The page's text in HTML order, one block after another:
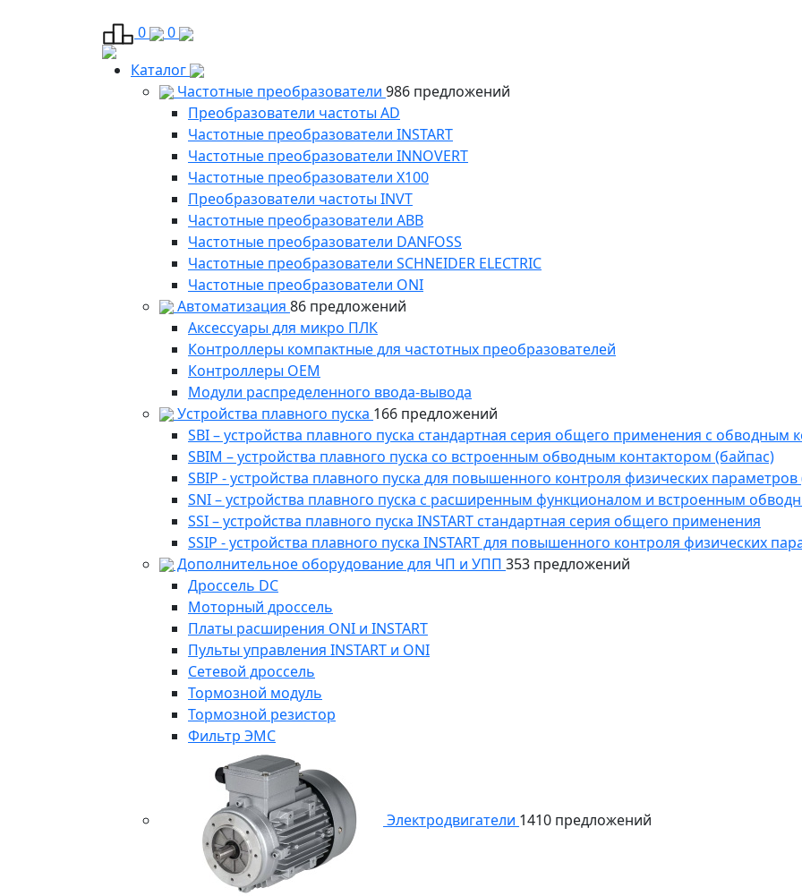
0
0
Каталог
Частотные преобразователи 986 предложений
Преобразователи частоты AD
Частотные преобразователи INSTART
Частотные преобразователи INNOVERT
Частотные преобразователи Х100
Преобразователи частоты INVT
Частотные преобразователи ABB
Частотные преобразователи DANFOSS
Частотные преобразователи SCHNEIDER ELECTRIC
Частотные преобразователи ONI
Автоматизация 86 предложений
Аксессуары для микро ПЛК
Контроллеры компактные для частотных преобразователей
Контроллеры ОЕМ
Модули распределенного ввода-вывода
Устройства плавного пуска 166 предложений
SBI – устройства плавного пуска стандартная серия общего применения с обводным
SBIM – устройства плавного пуска со встроенным обводным контактором (байпас)
SBIP - устройства плавного пуска для повышенного контроля физических
SNI – устройства плавного пуска с расширенным функционалом и встроенным
SSI – устройства плавного пуска INSTART стандартная серия общего применения
SSIP - устройства плавного пуска INSTART для повышенного контроля физических
Дополнительное оборудование для ЧП и УПП 353 предложений
Дроссель DC
Моторный дроссель
Платы расширения ONI и INSTART
Пульты управления INSTART и ONI
Сетевой дроссель
Тормозной модуль
Тормозной резистор
Фильтр ЭМС
Электродвигатели 1410 предложений